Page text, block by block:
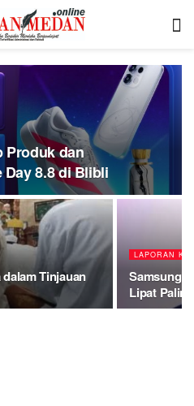
Produk dan
8.8 di Blibli
Tinjauan
LAPORAN
Samsung
Lipat